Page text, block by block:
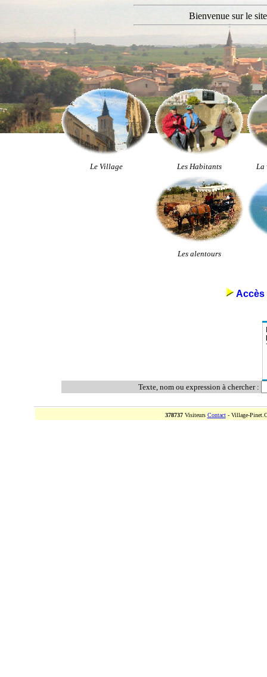
Bienvenue sur le
Le Village Les Habitants La
Les alentours
Accès
Texte, nom ou expression à chercher :
378737Visiteurs Contact- Village-